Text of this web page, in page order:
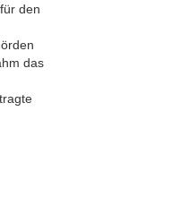
den
das